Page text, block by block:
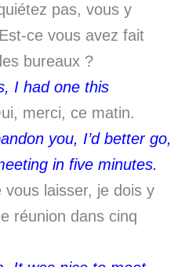
pas, vous y
ce vous avez fait
bureaux ?
I had one this
merci, ce matin.
you, I’d better go,
in five minutes.
vous laisser, je dois y
réunion dans cinq